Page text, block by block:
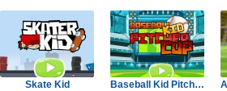
Skate Kid Baseball Kid Pitcher Cup